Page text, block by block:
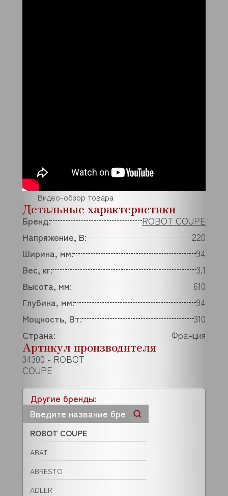
Другие бренды:
ROBOT COUPE
ABAT
ABRESTO
ADLER
Видео-обзор товара
Детальные характеристики
Бренд:
ROBOT COUPE
Напряжение, В:
220
Ширина, мм:
94
Вес, кг:
3.1
Высота, мм:
610
Глубина, мм:
94
Мощность, Вт:
310
Страна:
Франция
Артикул производителя
34300 - ROBOT
COUPE